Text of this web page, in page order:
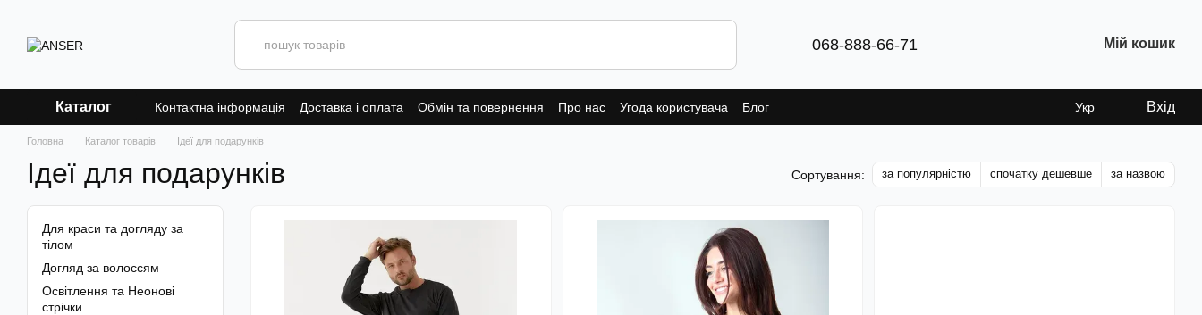
068-888-66-71 Мій кошик
Каталог Контактна інформація Доставка і оплата Обмін та повернення Про нас Угода користувача Блог Укр Вхід
Головна Каталог товарів Ідеї для подарунків
Ідеї для подарунків Сортування: за популярністю спочатку дешевше за назвою
Для краси та догляду за
тілом
Догляд за волоссям
Освітлення та Неонові
стрічки